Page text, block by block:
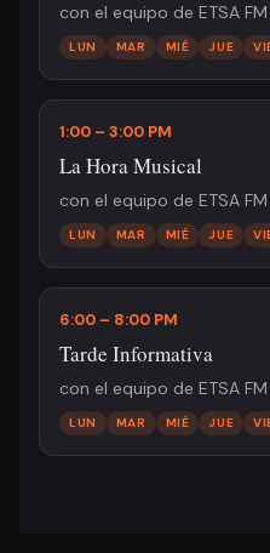
con el equipo de ETSA FM
LUN MAR MIÉ JUE
1:00 – 3:00 PM
La Hora Musical
con el equipo de ETSA FM
LUN MAR MIÉ JUE
6:00 – 8:00 PM
Tarde Informativa
con el equipo de ETSA FM
LUN MAR MIÉ JUE